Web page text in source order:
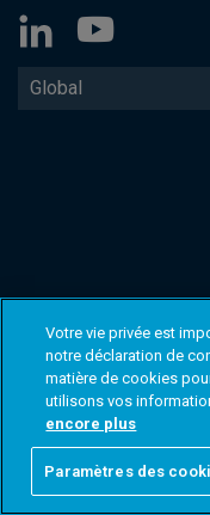
Global
Votre vie privée est
notre déclaration de
matière de cookies
utilisons vos
encore plus
Paramètres des